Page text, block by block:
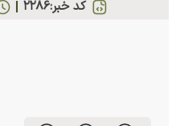
کد خبر:۲۲۸۶